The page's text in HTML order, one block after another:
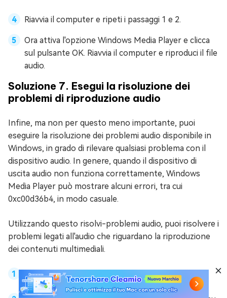
Riavvia il computer e ripeti i passaggi 1 e 2.
Ora attiva l'opzione Windows Media Player e clicca
sul pulsante OK. Riavvia il computer e riproduci il file
audio.
Soluzione 7. Esegui la risoluzione dei
problemi di riproduzione audio
Infine, ma non per questo meno importante, puoi
eseguire la risoluzione dei problemi audio disponibile in
Windows, in grado di rilevare qualsiasi problema con il
dispositivo audio. In genere, quando il dispositivo di
uscita audio non funziona correttamente, Windows
Media Player può mostrare alcuni errori, tra cui
0xc00d36b4, in modo casuale.
Utilizzando questo risolvi-problemi audio, puoi risolvere i
problemi legati all'audio che riguardano la riproduzione
dei contenuti multimediali.
Premi i tasti Windows + I insieme per aprire le
Impostazioni di Windows.